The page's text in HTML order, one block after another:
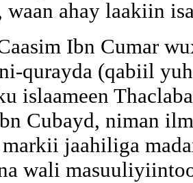
ahay laakiin
Ibn Cumar
qurayda (qabiil
islaameen
Cubayd, niman
markii jaahiliga
wali